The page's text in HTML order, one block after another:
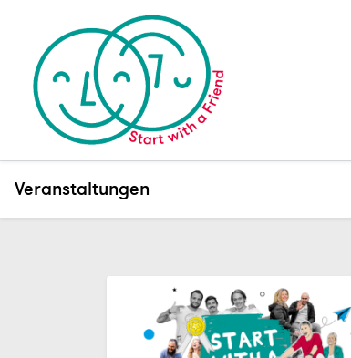
Veranstaltungen